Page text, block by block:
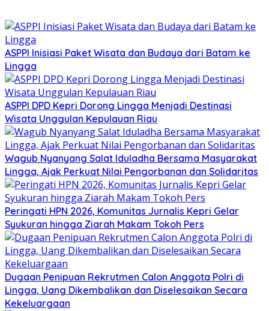
ASPPI Inisiasi Paket Wisata dan Budaya dari Batam ke
Lingga
ASPPI DPD Kepri Dorong Lingga Menjadi Destinasi
Wisata Unggulan Kepulauan Riau
Wagub Nyanyang Salat Iduladha Bersama Masyarakat
Lingga, Ajak Perkuat Nilai Pengorbanan dan Solidaritas
Peringati HPN 2026, Komunitas Jurnalis Kepri Gelar
Syukuran hingga Ziarah Makam Tokoh Pers
Dugaan Penipuan Rekrutmen Calon Anggota Polri di
Lingga, Uang Dikembalikan dan Diselesaikan Secara
Kekeluargaan